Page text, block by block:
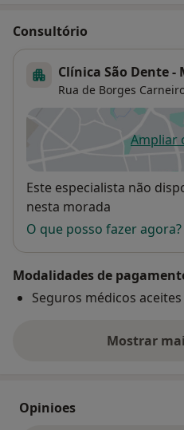
Consultório
Clínica São Dente
Rua de Borges
Ampliar
Disponibilidade
Este especialista não
nesta morada
O que posso fazer agora?
Modalidades de
Seguros médicos
Mostrar
Opinioes